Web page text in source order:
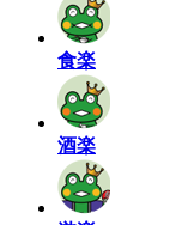
食楽
酒楽